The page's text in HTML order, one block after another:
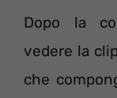
Dopo la
vedere la
che